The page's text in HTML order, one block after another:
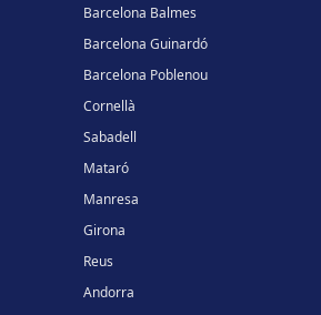
2.5, Edifici Santa Anna, AD700
20, Retiro, 28009 Madrid
Barcelona Balmes
Barcelona Guinardó
Barcelona Poblenou
Cornellà
Sabadell
Mataró
Manresa
Girona
Reus
Andorra